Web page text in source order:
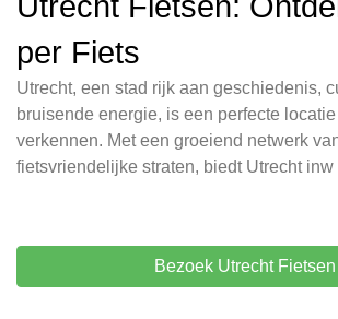
per Fiets
Utrecht, een stad rijk aan geschiedenis,
bruisende energie, is een perfecte
verkennen. Met een groeiend netwerk
fietsvriendelijke straten, biedt Utrecht inw
Bezoek Utrecht Fietsen